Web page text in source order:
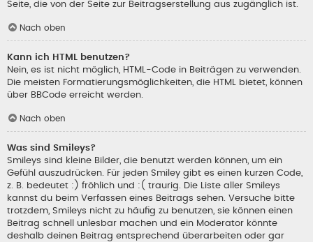
Seite, die von der Seite zur Beitragserstellung aus zugänglich ist.
Nach oben
Kann ich HTML benutzen?
Nein, es ist nicht möglich, HTML-Code in Beiträgen zu verwenden.
Die meisten Formatierungsmöglichkeiten, die HTML bietet, können
über BBCode erreicht werden.
Nach oben
Was sind Smileys?
Smileys sind kleine Bilder, die benutzt werden können, um ein
Gefühl auszudrücken. Für jeden Smiley gibt es einen kurzen Code,
z. B. bedeutet :) fröhlich und :( traurig. Die Liste aller Smileys
kannst du beim Verfassen eines Beitrags sehen. Versuche bitte
trotzdem, Smileys nicht zu häufig zu benutzen, sie können einen
Beitrag schnell unlesbar machen und ein Moderator könnte
deshalb deinen Beitrag entsprechend überarbeiten oder gar